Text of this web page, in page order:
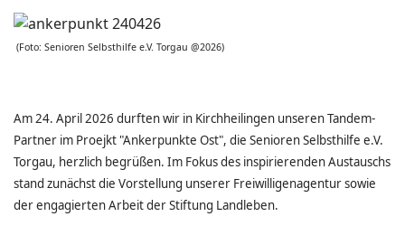
(Foto: Senioren Selbsthilfe e.V. Torgau @2026)
Am 24. April 2026 durften wir in Kirchheilingen unseren Tandem-
Partner im Proejkt "Ankerpunkte Ost", die Senioren Selbsthilfe e.V.
Torgau, herzlich begrüßen. Im Fokus des inspirierenden Austauschs
stand zunächst die Vorstellung unserer Freiwilligenagentur sowie
der engagierten Arbeit der Stiftung Landleben.